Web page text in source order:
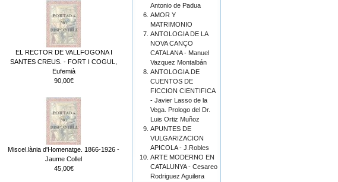
EL RECTOR DE VALLFOGONA I
SANTES CREUS. - FORT I COGUL,
Eufemià
90,00€
Miscel.lània d'Homenatge. 1866-1926 -
Jaume Collel
45,00€
Antonio de Padua
AMOR Y
MATRIMONIO
ANTOLOGIA DE LA
NOVA CANÇO
CATALANA - Manuel
Vazquez Montalbán
ANTOLOGIA.DE
CUENTOS DE
FICCION CIENTIFICA
- Javier Lasso de la
Vega. Prologo del Dr.
Luis Ortiz Muñoz
APUNTES DE
VULGARIZACION
APICOLA - J.Robles
ARTE MODERNO EN
CATALUNYA - Cesareo
Rodriguez Aguilera